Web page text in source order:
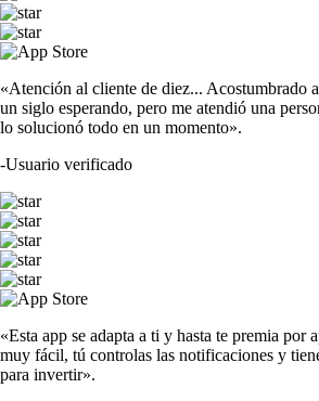
«Atención al cliente de diez... Acostumbrado
un siglo esperando, pero me atendió una
lo solucionó todo en un momento».
-Usuario verificado
«Esta app se adapta a ti y hasta te premia por
muy fácil, tú controlas las notificaciones y
para invertir».